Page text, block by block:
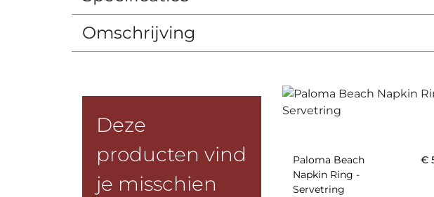
Omschrijving
Deze
producten vind
je misschien
Paloma Beach
Napkin Ring -
Servetring
€